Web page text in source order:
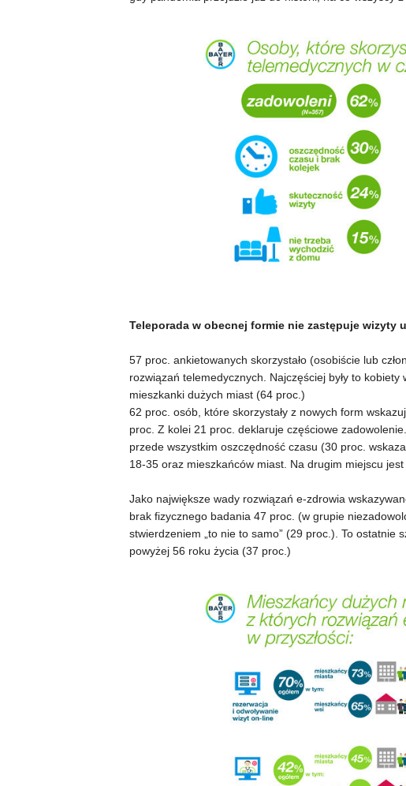
Teleporada w obecnej formie nie zastępuje wizyty
57 proc. ankietowanych skorzystało (osobiście lub
rozwiązań telemedycznych. Najczęściej były to
mieszkanki dużych miast (64 proc.)
62 proc. osób, które skorzystały z nowych form
proc. Z kolei 21 proc. deklaruje częściowe
przede wszystkim oszczędność czasu (30 proc.
18-35 oraz mieszkańców miast. Na drugim miejscu
Jako największe wady rozwiązań e-zdrowia
brak fizycznego badania 47 proc. (w grupie
stwierdzeniem „to nie to samo” (29 proc.). To ostatnie
powyżej 56 roku życia (37 proc.)